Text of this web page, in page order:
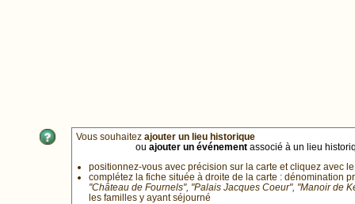
Vous souhaitez ajouter un lieu historique
ou ajouter un événement associé à un lieu
positionnez-vous avec précision sur la carte et cliquez avec
complétez la fiche située à droite de la carte : dénomination
"Château de Fournels", "Palais Jacques Coeur", "Manoir de
les familles y ayant séjourné